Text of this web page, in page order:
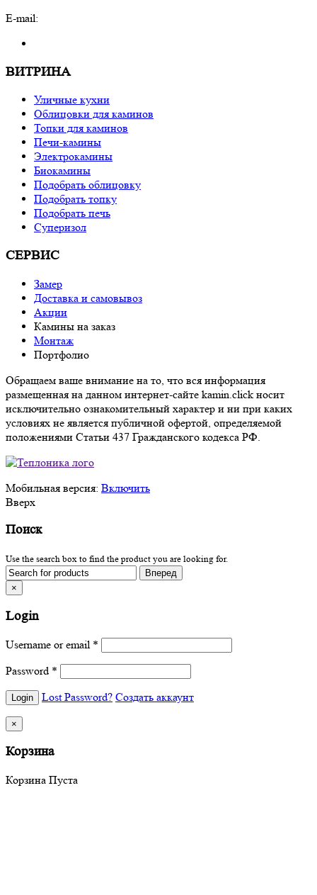
E-mail:
ВИТРИНА
Уличные кухни
Облицовки для каминов
Топки для каминов
Печи-камины
Электрокамины
Биокамины
Подобрать облицовку
Подобрать топку
Подобрать печь
Суперизол
СЕРВИС
Замер
Доставка и самовывоз
Акции
Камины на заказ
Монтаж
Портфолио
Обращаем ваше внимание на то, что вся информация
размещенная на данном интернет-сайте kamin.click носит
исключительно ознакомительный характер и ни при каких
условиях не является публичной офертой, определяемой
положениями Статьи 437 Гражданского кодекса РФ.
Мобильная версия: Включить
Вверх
Поиск
Use the search box to find the product you are looking for.
×
Login
Username or email *
Password *
Lost Password? Создать аккаунт
×
Корзина
Корзина Пуста